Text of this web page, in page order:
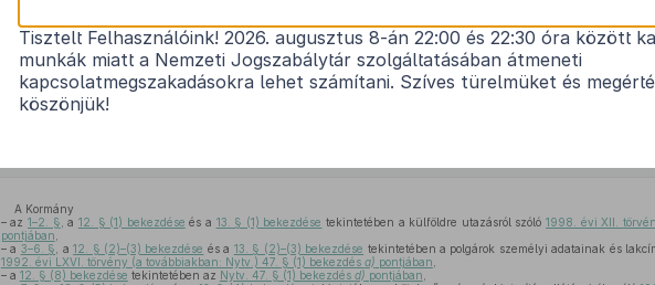
a külföldre utazásról szóló1998. évi XII. törvényés a
felhasználható más okmányokkal kapcsolatos szabályozásra
törvények módosításáról szóló
A Kormány
– az1–2. § , a 12. § (1) bekezdése és a 13. § (1) bekezdése tekintetében a külföldre utazásról szóló1998. évi XII.
pontjában
– a 3–6. § , a12. § (2)–(3) bekezdése és a 13. § (2)–(3) bekezdése tekintetében a polgárok személyi adatainak és
1992. évi LXVI. törvény (a továbbiakban: Nytv.) 47. § (1) bekezdés a) pontjában
– a 12. § (8) bekezdése tekintetében az Nytv. 47. § (1) bekezdés d) pontjában
Tisztelt Felhasználóink! 2026. augusztus 8-án 22:00 és 22:30 óra között
munkák miatt a Nemzeti Jogszabálytár szolgáltatásában átmeneti
kapcsolatmegszakadásokra lehet számítani. Szíves türelmüket és
köszönjük!